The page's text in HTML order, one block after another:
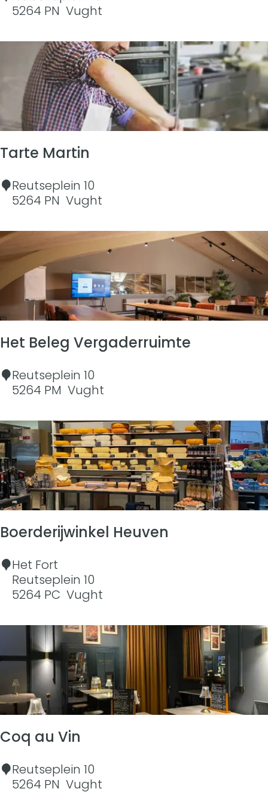
B
h
o
p
5264 PN Vught
Tarte Martin
T
t
e
M
r
t
i
n
Reutseplein 10
5264 PN Vught
Het Beleg Vergaderruimte
H
B
e
l
e
g
V
e
r
g
d
u
m
Reutseplein 10
5264 PM Vught
Boerderijwinkel Heuven
B
d
r
w
i
n
k
l
Het Fort
Reutseplein 10
5264 PC Vught
Coq au Vin
C Reutseplein 10
5264 PN Vught